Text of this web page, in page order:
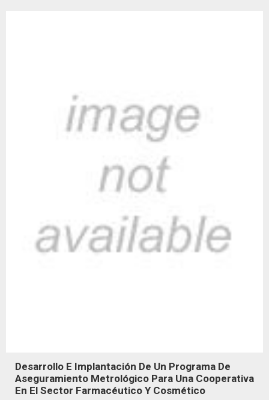
Desarrollo E Implantación De Un Programa De
Aseguramiento Metrológico Para Una Cooperativa
En El Sector Farmacéutico Y Cosmético